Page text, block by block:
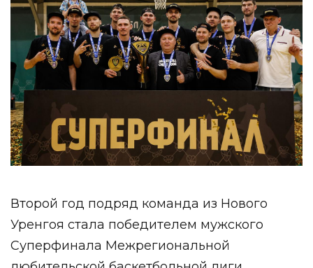
Второй год подряд команда из Нового
Уренгоя стала победителем мужского
Суперфинала Межрегиональной